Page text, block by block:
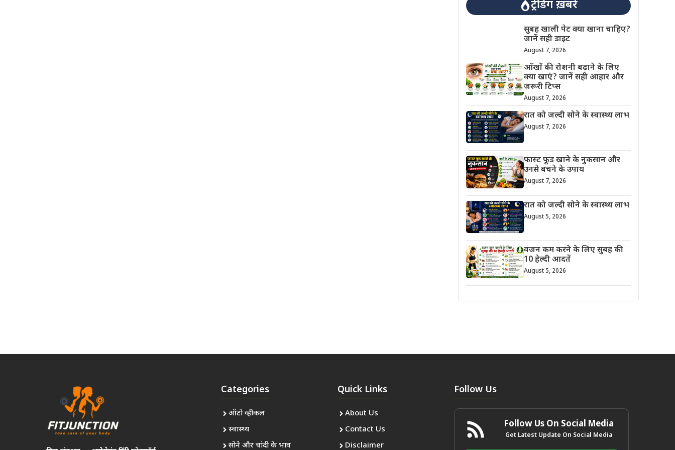
ट्रेंडिंग ख़बरें
सुबह खाली पेट क्या खाना चाहिए?
जानें सही डाइट
August 7, 2026
आँखों की रोशनी बढ़ाने के लिए
क्या खाएं? जानें सही आहार और
जरूरी टिप्स
August 7, 2026
रात को जल्दी सोने के स्वास्थ्य लाभ
August 7, 2026
फास्ट फूड खाने के नुकसान और
उनसे बचने के उपाय
August 7, 2026
रात को जल्दी सोने के स्वास्थ्य लाभ
August 5, 2026
वजन कम करने के लिए सुबह की
10 हेल्दी आदतें
August 5, 2026
Categories
ऑटो व्हीकल
स्वास्थ्य
सोने और चांदी के भाव
Quick Links
About Us
Contact Us
Disclaimer
Follow Us
Follow Us On Social Media
Get Latest Update On Social Media